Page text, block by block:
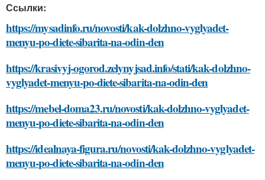
Ссылки:
https://mysadinfo.ru/novosti/kak-dolzhno-vyglyadet-
menyu-po-diete-sibarita-na-odin-den
https://krasivyj-ogorod.zelynyjsad.info/stati/kak-dolzhno-
vyglyadet-menyu-po-diete-sibarita-na-odin-den
https://mebel-doma23.ru/novosti/kak-dolzhno-vyglyadet-
menyu-po-diete-sibarita-na-odin-den
https://idealnaya-figura.ru/novosti/kak-dolzhno-vyglyadet-
menyu-po-diete-sibarita-na-odin-den